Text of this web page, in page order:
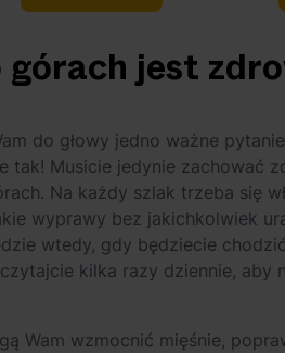
górach jest
do głowy jedno ważne
tak! Musicie jedynie zachować
Na każdy szlak trzeba się
wyprawy bez jakichkolwiek
wtedy, gdy będziecie
kilka razy dziennie, aby
Wam wzmocnić mięśnie,